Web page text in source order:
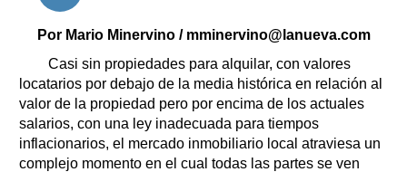
Suplementos
Servicios
Farmacias
Transportes
Loterías
Datos Útiles
Fúnebres
Edictos
Por Mario Minervino / mminervino@lanueva.com
Casi sin propiedades para alquilar, con valores
locatarios por debajo de la media histórica en relación al
valor de la propiedad pero por encima de los actuales
salarios, con una ley inadecuada para tiempos
inflacionarios, el mercado inmobiliario local atraviesa un
complejo momento en el cual todas las partes se ven